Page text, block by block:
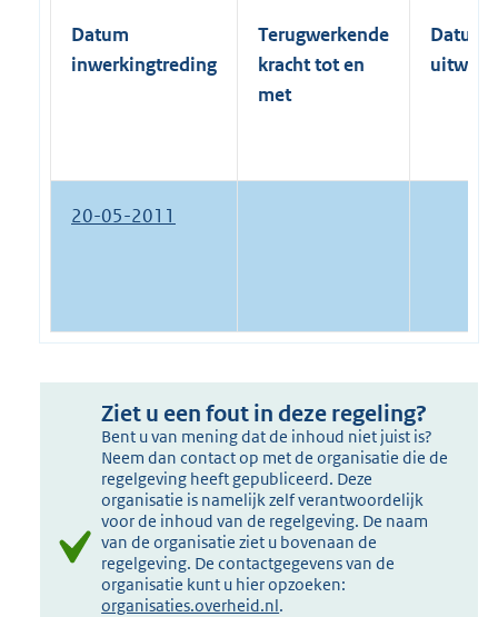
Datum
inwerkingtreding
Terugwerkende
kracht tot en
met
Datum
20-05-2011
Ziet u een fout in deze regeling?
Bent u van mening dat de inhoud niet juist is?
Neem dan contact op met de organisatie die de
regelgeving heeft gepubliceerd. Deze
organisatie is namelijk zelf verantwoordelijk
voor de inhoud van de regelgeving. De naam
van de organisatie ziet u bovenaan de
regelgeving. De contactgegevens van de
organisatie kunt u hier opzoeken:
organisaties.overheid.nl.